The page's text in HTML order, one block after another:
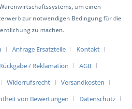
um einen
zur notwendigen Bedingung für die
zu machen.
Anfrage Ersatzteile
Kontakt
Rückgabe / Reklamation
AGB
Widerrufsrecht
Versandkosten
von Bewertungen Datenschutz